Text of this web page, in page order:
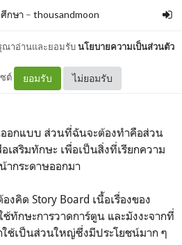
ณาอ่านและยอมรับนโยบายความเป็นส่วนตัว
ซต์ ยอมรับ ไม่ยอมรับ
กษา – thousandmoon
- Outro
อกแบบ ส่วนที่ฉันจะต้องทำคือส่วน
เสริมทักษะ เพื่อเป็นสิ่งที่เรียกความ
ากระดาษออกมา
งคิด Story Board เนื้อเรื่องของ
ทักษะการวาดการ์ตูน และมังงะจากที่
ช้เป็นส่วนใหญ่ซึ่งมีประโยชน์มาก ๆ